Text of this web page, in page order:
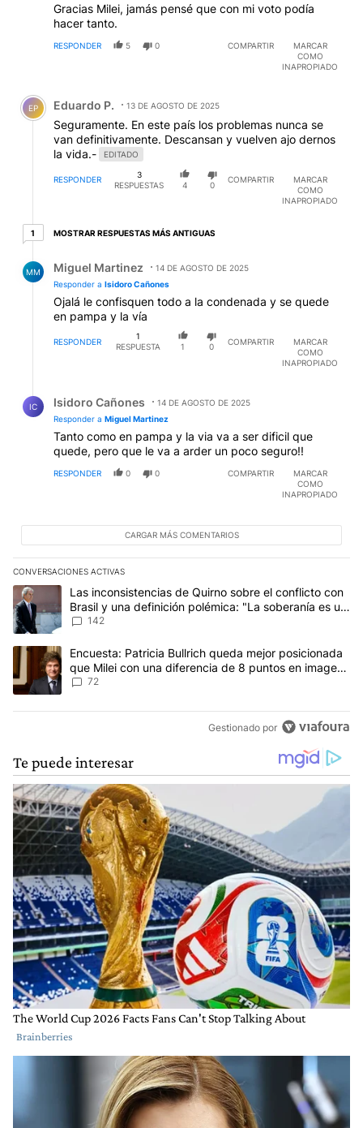
Gracias Milei, jamás pensé que con mi voto podía
hacer tanto.
RESPONDER 5 0 COMPARTIR
MARCAR
COMO
INAPROPIADO
Comentario de Eduardo P..
EP Eduardo P. 13 DE AGOSTO DE 2025
Seguramente. En este país los problemas nunca se
van definitivamente. Descansan y vuelven ajo dernos
la vida.-
EDITADO
RESPONDER
3
RESPUESTAS
4 0
COMPARTIR
MARCAR
COMO
INAPROPIADO
11 respuesta más antiguas
MOSTRAR RESPUESTAS MÁS ANTIGUAS
MM Miguel Martinez
14 DE AGOSTO DE 2025
Responder a Isidoro Cañones
Ojalá le confisquen todo a la condenada y se quede
en pampa y la vía
RESPONDER
1
RESPUESTA
1 0
COMPARTIR
MARCAR
COMO
INAPROPIADO
IC Isidoro Cañones
14 DE AGOSTO DE 2025
Responder a Miguel Martinez
Tanto como en pampa y la via va a ser dificil que
quede, pero que le va a arder un poco seguro!!
RESPONDER 0 0 COMPARTIR
MARCAR
COMO
INAPROPIADO
CARGAR MÁS COMENTARIOS
CONVERSACIONES ACTIVAS
Este listado muestra los artículos con más comentarios en los
Un artículo de tendencia con el título "Las inconsistencias de
Las inconsistencias de Quirno sobre el conflicto con
Brasil y una definición polémica: "La soberanía es un
concepto antiguo"
142
Un artículo de tendencia con el título "Encuesta: Patricia
Encuesta: Patricia Bullrich queda mejor posicionada
que Milei con una diferencia de 8 puntos en imagen
negativa
72
Gestionado por